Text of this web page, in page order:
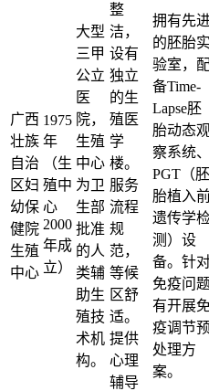
广西
壮族
自治
区妇
幼保
健院
生殖
中心
1975
年
（生
殖中
心
2000
年成
立）
大型
三甲
公立
医
院，
生殖
中心
为卫
生部
批准
的人
类辅
助生
殖技
术机
构。
整
洁，
设有
独立
的生
殖医
学
楼。
服务
流程
规
范，
等候
区舒
适。
提供
心理
辅导
拥有先
的胚胎实
验室，
备Time-
Lapse胚
胎动态
察系统、
PGT（胚
胎植入
遗传学
测）设
备。针
免疫问题
有开展
疫调节预
处理方
案。